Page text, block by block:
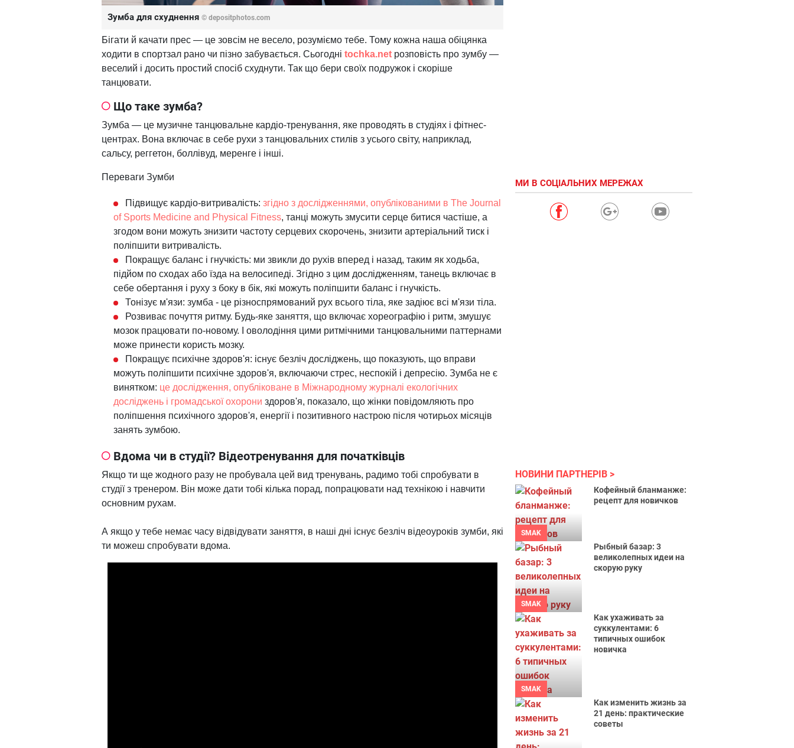
Зумба для схуднення © depositphotos.com
Бігати й качати прес — це зовсім не весело, розуміємо тебе. Тому кожна наша обіцянка
ходити в спортзал рано чи пізно забувається. Сьогодні tochka.net розповість про зумбу —
веселий і досить простий спосіб схуднути. Так що бери своїх подружок і скоріше
танцювати.
Що таке зумба?
Зумба — це музичне танцювальне кардіо-тренування, яке проводять в студіях і фітнес-
центрах. Вона включає в себе рухи з танцювальних стилів з усього світу, наприклад,
сальсу, реггетон, боллівуд, меренге і інші.
Переваги Зумби
Підвищує кардіо-витривалість: згідно з дослідженнями, опублікованими в The Journal
of Sports Medicine and Physical Fitness, танці можуть змусити серце битися частіше, а
згодом вони можуть знизити частоту серцевих скорочень, знизити артеріальний тиск і
поліпшити витривалість.
Покращує баланс і гнучкість: ми звикли до рухів вперед і назад, таким як ходьба,
підйом по сходах або їзда на велосипеді. Згідно з цим дослідженням, танець включає в
себе обертання і руху з боку в бік, які можуть поліпшити баланс і гнучкість.
Тонізує м'язи: зумба - це різноспрямований рух всього тіла, яке задіює всі м'язи тіла.
Розвиває почуття ритму. Будь-яке заняття, що включає хореографію і ритм, змушує
мозок працювати по-новому. І оволодіння цими ритмічними танцювальними паттернами
може принести користь мозку.
Покращує психічне здоров'я: існує безліч досліджень, що показують, що вправи
можуть поліпшити психічне здоров'я, включаючи стрес, неспокій і депресію. Зумба не є
винятком: це дослідження, опубліковане в Міжнародному журналі екологічних
досліджень і громадської охорони здоров'я, показало, що жінки повідомляють про
поліпшення психічного здоров'я, енергії і позитивного настрою після чотирьох місяців
занять зумбою.
Вдома чи в студії? Відеотренування для початківців
Якщо ти ще жодного разу не пробувала цей вид тренувань, радимо тобі спробувати в
студії з тренером. Він може дати тобі кілька порад, попрацювати над технікою і навчити
основним рухам.
А якщо у тебе немає часу відвідувати заняття, в наші дні існує безліч відеоуроків зумби, які
ти можеш спробувати вдома.
МИ В СОЦІАЛЬНИХ МЕРЕЖАХ
НОВИНИ ПАРТНЕРІВ
SMAK
Кофейный бланманже:
рецепт для новичков
SMAK
Рыбный базар: 3
великолепных идеи на
скорую руку
SMAK
Как ухаживать за
суккулентами: 6
типичных ошибок
новичка
Как изменить жизнь за
21 день: практические
советы